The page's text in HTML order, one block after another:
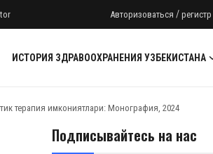
Авторизоваться / регистр
ИСТОРИЯ ЗДРАВООХРАНЕНИЯ УЗБЕКИСТАНА
терапия имкониятлари: Монография, 2024
Подписывайтесь на нас